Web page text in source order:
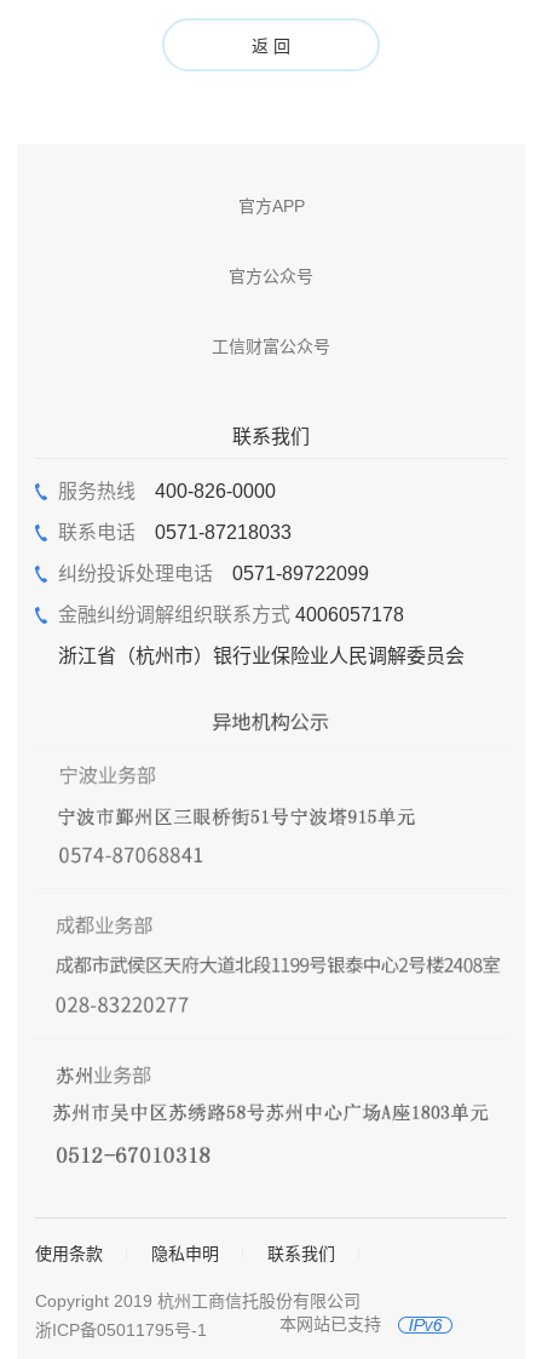
返 回
官方APP
官方公众号
工信财富公众号
联系我们
服务热线 400-826-0000
联系电话0571-87218033
纠纷投诉处理电话0571-89722099
金融纠纷调解组织联系方式4006057178
浙江省（杭州市）银行业保险业人民调解委员会
使用条款 隐私申明 联系我们
Copyright 2019 杭州工商信托股份有限公司
浙ICP备05011795号-1
本网站已支持